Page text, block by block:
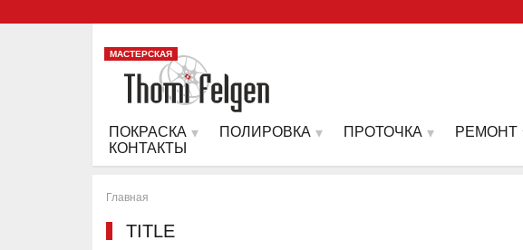
МАСТЕРСКАЯ
ПОКРАСКА ПОЛИРОВКА ПРОТОЧКА РЕМОНТ
КОНТАКТЫ
Главная
TITLE